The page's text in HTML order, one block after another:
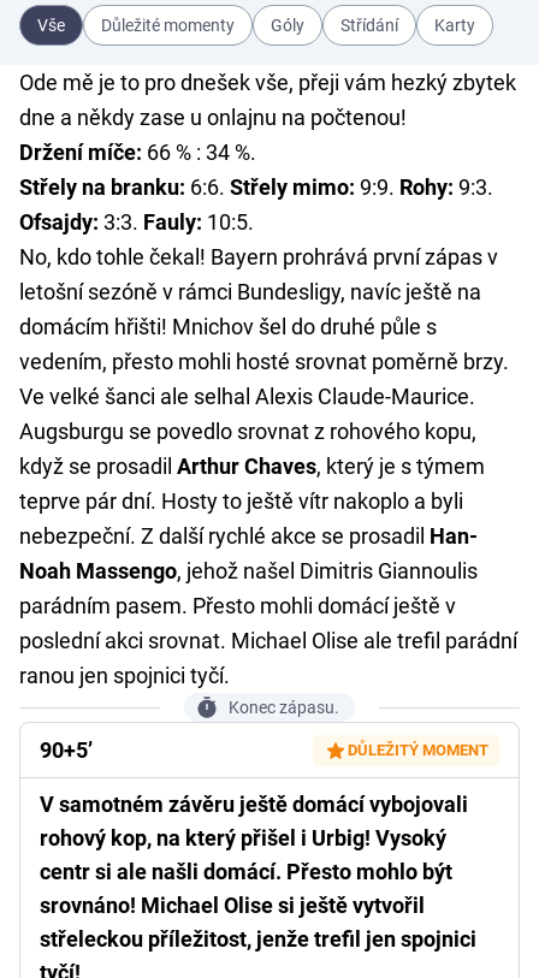
Vše Důležité momenty Góly Střídání Karty
Ode mě je to pro dnešek vše, přeji vám hezký zbytek
dne a někdy zase u onlajnu na počtenou!
Držení míče: 66 % : 34 %.
Střely na branku: 6:6. Střely mimo: 9:9. Rohy: 9:3.
Ofsajdy: 3:3. Fauly: 10:5.
No, kdo tohle čekal! Bayern prohrává první zápas v
letošní sezóně v rámci Bundesligy, navíc ještě na
domácím hřišti! Mnichov šel do druhé půle s
vedením, přesto mohli hosté srovnat poměrně brzy.
Ve velké šanci ale selhal Alexis Claude-Maurice.
Augsburgu se povedlo srovnat z rohového kopu,
když se prosadil Arthur Chaves, který je s týmem
teprve pár dní. Hosty to ještě vítr nakoplo a byli
nebezpeční. Z další rychlé akce se prosadil Han-
Noah Massengo, jehož našel Dimitris Giannoulis
parádním pasem. Přesto mohli domácí ještě v
poslední akci srovnat. Michael Olise ale trefil parádní
ranou jen spojnici tyčí.
Konec zápasu.
90+5’ DŮLEŽITÝ MOMENT
V samotném závěru ještě domácí vybojovali
rohový kop, na který přišel i Urbig! Vysoký
centr si ale našli domácí. Přesto mohlo být
srovnáno! Michael Olise si ještě vytvořil
střeleckou příležitost, jenže trefil jen spojnici
tyčí!